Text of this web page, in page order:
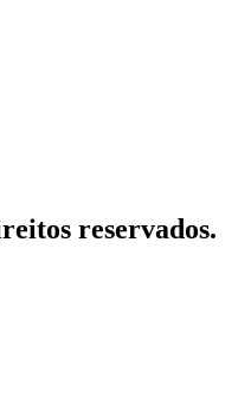
reservados.